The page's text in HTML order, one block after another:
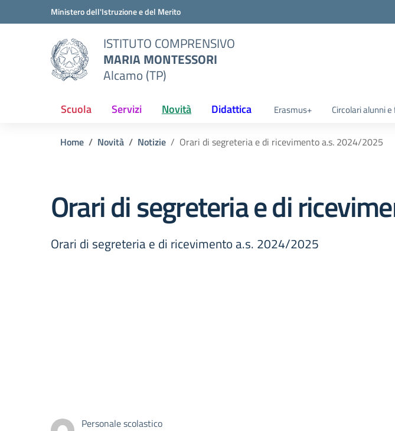
Vai ai contenuti
Vai al menu di navigazioneMinistero dell'Istruzione e del Merito
ISTITUTO COMPRENSIVO
MARIA MONTESSORI
Alcamo (TP)
Scuola Servizi Novità Didattica Erasmus+ Circolari alunni
Home Novità Notizie Orari di segreteria e di ricevimento a.s. 2024/2025
Orari di segreteria e di
Orari di segreteria e di ricevimento a.s. 2024/2025
Personale scolastico